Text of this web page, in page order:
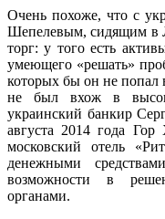
Очень похоже, что с
Шепелевым, сидящим в
торг: у того есть
умеющего «решать»
которых бы он не попал
не был вхож в
украинский банкир
августа 2014 года Гор
московский отель
денежными
возможности в
органами.